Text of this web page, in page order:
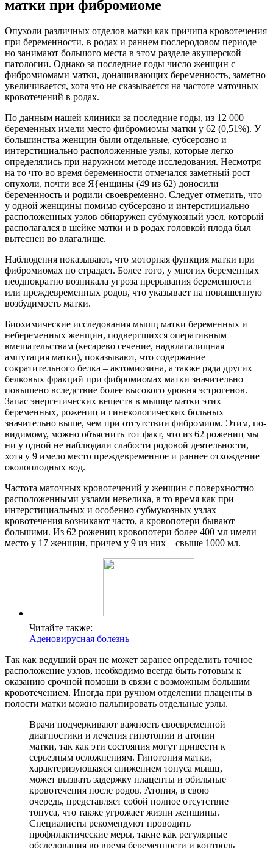
матки при фибромиоме
Опухоли различных отделов матки как причипа кровотечения
при беременности, в родах и раннем послеродовом периоде
но занимают большого места в этом разделе акушерской
патологии. Однако за последние годы число женщин с
фибромиомами матки, донашивающих беременность, заметно
увеличивается, хотя это не сказывается на частоте маточных
кровотечений в родах.
По данным нашей клиники за последние годы, из 12 000
беременных имели место фибромиомы матки у 62 (0,51%). У
большинства женщин были отдельные, субсерозно и
интерстициально расположенные узлы, которые легко
определялись при наружном методе исследования. Несмотря
на то что во время беременности отмечался заметный рост
опухоли, почти все Я{енщины (49 из 62) доносили
беременность и родили своевременно. Следует отметить, что
у одной женщины помимо субсерозно и интерстициально
расположенных узлов обнаружен субмукозный узел, который
располагался в шейке матки и в родах головкой плода был
вытеснен во влагалище.
Наблюдения показывают, что моторная функция матки при
фибромиомах но страдает. Более того, у многих беременных
неоднократно возникала угроза прерывания беременности
или преждевременных родов, что указывает на повышенную
возбудимость матки.
Биохимические исследования мышц матки беременных и
небеременных женщин, подвергшихся оперативным
вмешательствам (кесарево сечение, надвлагалищная
ампутация матки), показывают, что содержание
сократительного белка – актомиозина, а также ряда других
белковых фракций при фибромиомах матки значительно
повышено вследствие более высокого уровня эстрогенов.
Запас энергетических веществ в мышце матки этих
беременных, рожениц и гинекологических больных
значительно выше, чем при отсутствии фибромиом. Этим, по-
видимому, можно объяснить тот факт, что из 62 рожениц мы
ни у одной не наблюдали слабости родовой деятельности,
хотя у 9 имело место преждевременное и раннее отхождение
околоплодных вод.
Частота маточных кровотечений у женщин с поверхностно
расположенными узлами невелика, в то время как при
интерстициальных и особенно субмукозных узлах
кровотечения возникают часто, а кровопотери бывают
большими. Из 62 рожениц кровопотери более 400 мл имели
место у 17 женщин, причем у 9 из них – свыше 1000 мл.
Читайте также:
Аденовирусная болезнь
Так как ведущий врач не может заранее определить точное
расположение узлов, необходимо всегда быть готовым к
оказанию срочной помощи в связи с возможным большим
кровотечением. Иногда при ручном отделении плаценты в
полости матки можно пальпировать отдельные узлы.
Врачи подчеркивают важность своевременной
диагностики и лечения гипотонии и атонии
матки, так как эти состояния могут привести к
серьезным осложнениям. Гипотония матки,
характеризующаяся снижением тонуса мышц,
может вызвать задержку плаценты и обильные
кровотечения после родов. Атония, в свою
очередь, представляет собой полное отсутствие
тонуса, что также угрожает жизни женщины.
Специалисты рекомендуют проводить
профилактические меры, такие как регулярные
обследования во время беременности и контроль